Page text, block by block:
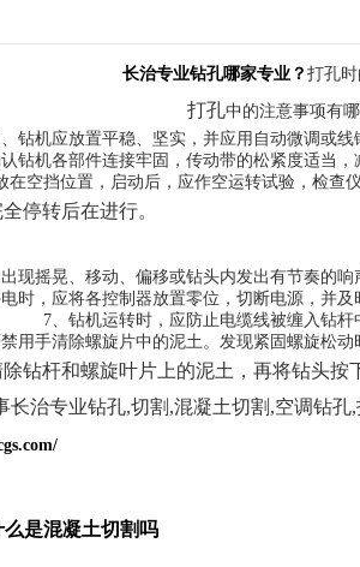
长治专业钻孔哪家专业？ 打孔
打孔中的注意事项有
钻机应放置平稳、坚实，并应用自动微调或线
钻机各部件连接牢固，传动带的松紧度适当，
空挡位置，启动后，应作空运转试验，检查
停转后在进行。
现摇晃、移动、偏移或钻头内发出有节奏的响
时，应将各控制器放置零位，切断电源，并及
7、钻机运转时，应防止电缆线被缠入钻杆
用手清除螺旋片中的泥土。发现紧固螺旋松动
杆和螺旋叶片上的泥土，再将钻头按
长治专业钻孔,切割,混凝土切割,空调钻
么是混凝土切割吗